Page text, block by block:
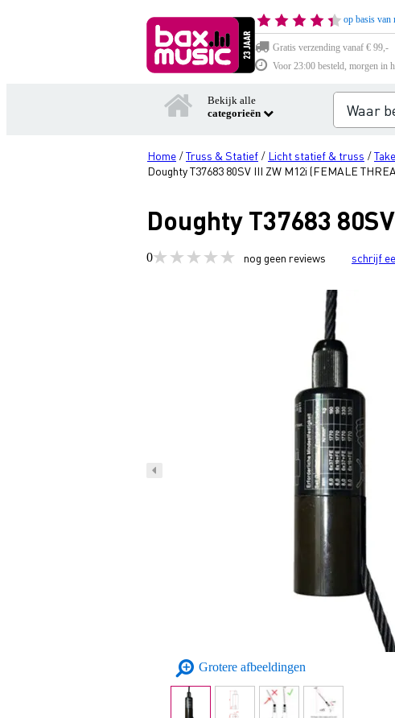
op basis van
Gratis verzending vanaf € 99,-
Voor 23:00 besteld, morgen in
Bekijk alle
categorieën
Home /Truss & Statief / Licht statief & truss /
Doughty T37683 80SV III ZW M12i (FEMALE
Doughty T37683
0 nog geen reviews schrijf
Grotere afbeeldingen